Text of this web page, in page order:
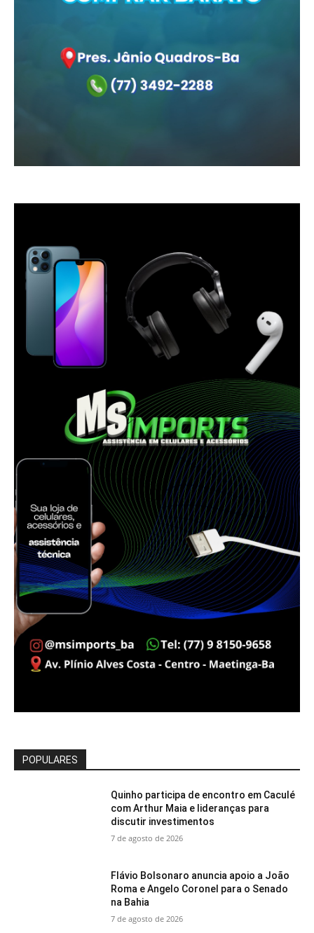
POPULARES
Quinho participa de encontro em Caculé
com Arthur Maia e lideranças para
discutir investimentos
7 de agosto de 2026
Flávio Bolsonaro anuncia apoio a João
Roma e Angelo Coronel para o Senado
na Bahia
7 de agosto de 2026